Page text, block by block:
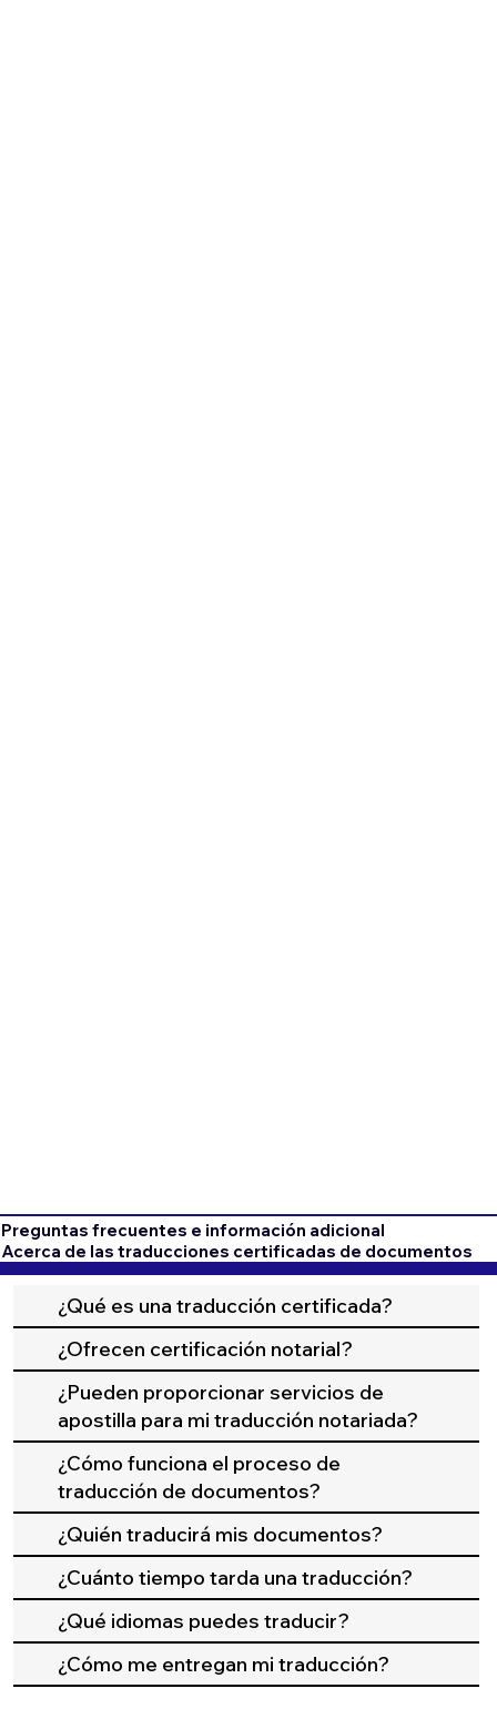
Preguntas frecuentes e información adicional
Acerca de las traducciones certificadas de documentos
¿Qué es una traducción certificada?
¿Ofrecen certificación notarial?
¿Pueden proporcionar servicios de
apostilla para mi traducción notariada?
¿Cómo funciona el proceso de
traducción de documentos?
¿Quién traducirá mis documentos?
¿Cuánto tiempo tarda una traducción?
¿Qué idiomas puedes traducir?
¿Cómo me entregan mi traducción?